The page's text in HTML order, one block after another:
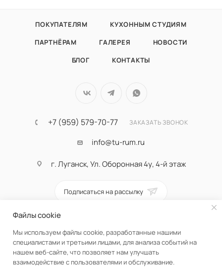
ПОКУПАТЕЛЯМ
КУХОННЫМ СТУДИЯМ
ПАРТНЁРАМ
ГАЛЕРЕЯ
НОВОСТИ
БЛОГ
КОНТАКТЫ
+7 (959) 579-70-77 ЗАКАЗАТЬ ЗВОНОК
info@tu-rum.ru
г. Луганск, Ул. Оборонная 4у, 4-й этаж
Подписаться на рассылку
Файлы cookie
Мы используем файлы cookie, разработанные нашими
специалистами и третьими лицами, для анализа событий на
нашем веб-сайте, что позволяет нам улучшать
взаимодействие с пользователями и обслуживание.